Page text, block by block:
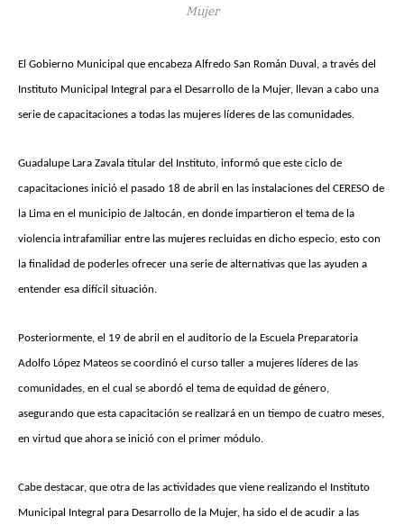
Mujer
El Gobierno Municipal que encabeza Alfredo San Román Duval, a través del
Instituto Municipal Integral para el Desarrollo de la Mujer, llevan a cabo una
serie de capacitaciones a todas las mujeres líderes de las comunidades.
Guadalupe Lara Zavala titular del Instituto, informó que este ciclo de
capacitaciones inició el pasado 18 de abril en las instalaciones del CERESO de
la Lima en el municipio de Jaltocán, en donde impartieron el tema de la
violencia intrafamiliar entre las mujeres recluidas en dicho especio, esto con
la finalidad de poderles ofrecer una serie de alternativas que las ayuden a
entender esa difícil situación.
Posteriormente, el 19 de abril en el auditorio de la Escuela Preparatoria
Adolfo López Mateos se coordinó el curso taller a mujeres líderes de las
comunidades, en el cual se abordó el tema de equidad de género,
asegurando que esta capacitación se realizará en un tiempo de cuatro meses,
en virtud que ahora se inició con el primer módulo.
Cabe destacar, que otra de las actividades que viene realizando el Instituto
Municipal Integral para Desarrollo de la Mujer, ha sido el de acudir a las